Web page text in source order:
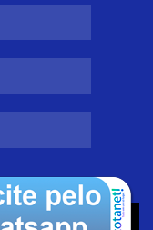
autorais. Copyright